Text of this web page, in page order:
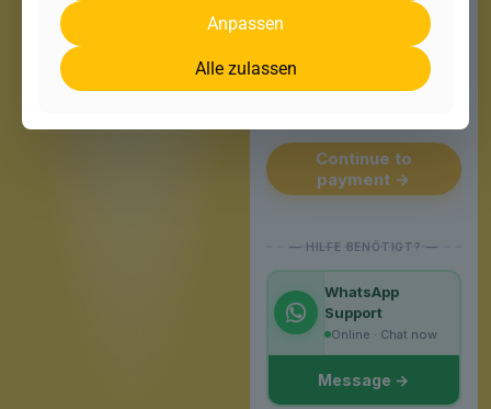
60,00 €
Secure connection · SSL
Continue to
payment →
WhatsApp
Support
Online · Chat now
Message →
Anpassen
Alle zulassen